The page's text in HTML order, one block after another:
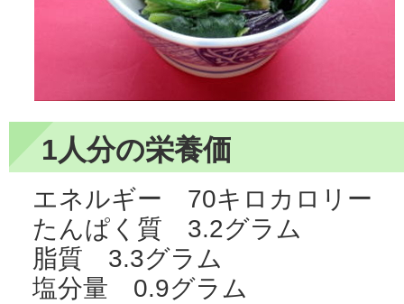
1人分の栄養価
エネルギー 70キロカロリー
たんぱく質 3.2グラム
脂質 3.3グラム
塩分量 0.9グラム